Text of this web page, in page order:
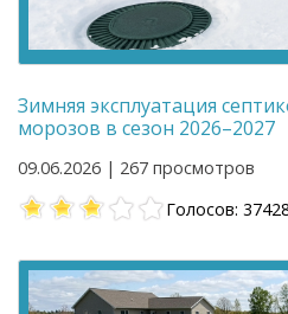
Зимняя эксплуатация
морозов в сезон 2026–2027
09.06.2026 | 267 просмотров
Голосов: